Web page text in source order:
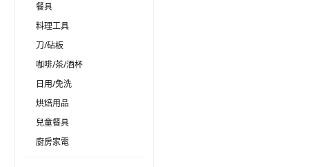
餐具
料理工具
刀/砧板
咖啡/茶/酒杯
日用/免洗
烘焙用品
兒童餐具
廚房家電